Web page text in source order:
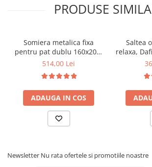
PRODUSE
Somiera metalica fixa
pentru pat dublu 160x200,
6 picioare, 32 lamele lemn
saltea ferm, negru
514,00 Lei
ADAUGA IN COS
Saltea
relaxa,
tip
sistem
Newsletter Nu rata ofertele si promotiile noastre